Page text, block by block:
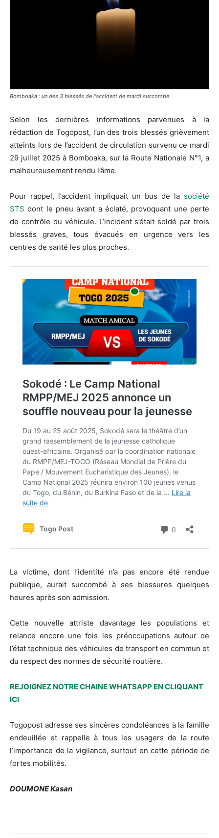
Bomboaka : un des 3 blessés de l'accident de mardi succombe
Selon les dernières informations parvenues à la
rédaction de Togopost, l’un des trois blessés grièvement
atteints lors de l’accident de circulation survenu ce mardi
29 juillet 2025 à Bomboaka, sur la Route Nationale N°1, a
malheureusement rendu l’âme.
Pour rappel, l’accident impliquait un bus de la société
STS dont le pneu avant a éclaté, provoquant une perte
de contrôle du véhicule. L’incident s’était soldé par trois
blessés graves, tous évacués en urgence vers les
centres de santé les plus proches.
La victime, dont l’identité n’a pas encore été rendue
publique, aurait succombé à ses blessures quelques
heures après son admission.
Cette nouvelle attriste davantage les populations et
relance encore une fois les préoccupations autour de
l’état technique des véhicules de transport en commun et
du respect des normes de sécurité routière.
REJOIGNEZ NOTRE CHAINE WHATSAPP EN CLIQUANT
ICI
Togopost adresse ses sincères condoléances à la famille
endeuillée et rappelle à tous les usagers de la route
l’importance de la vigilance, surtout en cette période de
fortes mobilités.
DOUMONE Kasan